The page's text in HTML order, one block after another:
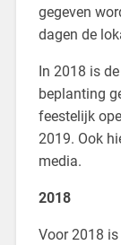
gegeven
dagen de
In 2018 is
beplanting
feestelijk
2019. Ook
media.
2018
Voor 2018